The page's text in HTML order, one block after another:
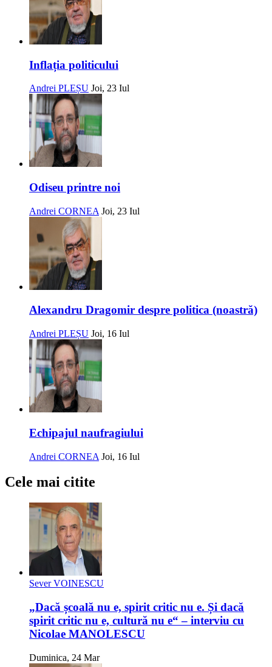
Inflația politicului
Andrei PLEȘU Joi, 23 Iul
Odiseu printre noi
Andrei CORNEA Joi, 23 Iul
Alexandru Dragomir despre politica (noastră)
Andrei PLEȘU Joi, 16 Iul
Echipajul naufragiului
Andrei CORNEA Joi, 16 Iul
Cele mai citite
Sever VOINESCU
„Dacă școală nu e, spirit critic nu e. Și dacă
spirit critic nu e, cultură nu e“ – interviu cu
Nicolae MANOLESCU
Duminica, 24 Mar